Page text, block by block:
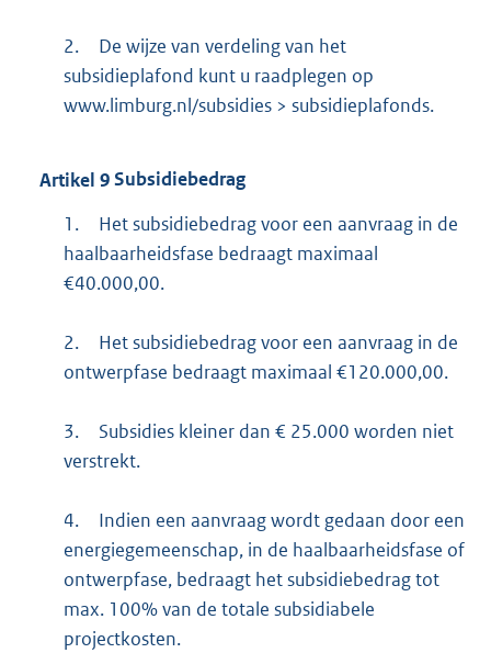
2.
De wijze van verdeling van het
subsidieplafond kunt u raadplegen op
www.limburg.nl/subsidies > subsidieplafonds.
Artikel 9Subsidiebedrag
1.
Het subsidiebedrag voor een aanvraag in de
haalbaarheidsfase bedraagt maximaal
€40.000,00.
2.
Het subsidiebedrag voor een aanvraag in de
ontwerpfase bedraagt maximaal €120.000,00.
3.
Subsidies kleiner dan € 25.000 worden niet
verstrekt.
4.
Indien een aanvraag wordt gedaan door een
energiegemeenschap, in de haalbaarheidsfase of
ontwerpfase, bedraagt het subsidiebedrag tot
max. 100% van de totale subsidiabele
projectkosten.